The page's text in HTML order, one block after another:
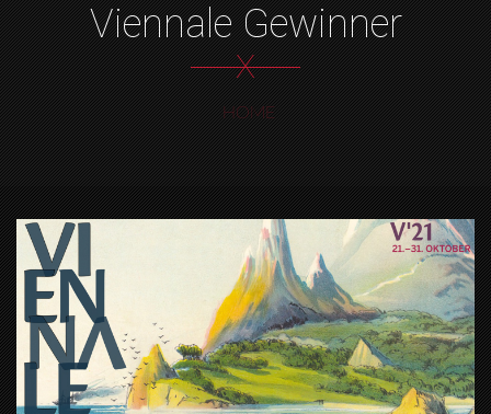
Viennale Gewinner
X
HOME